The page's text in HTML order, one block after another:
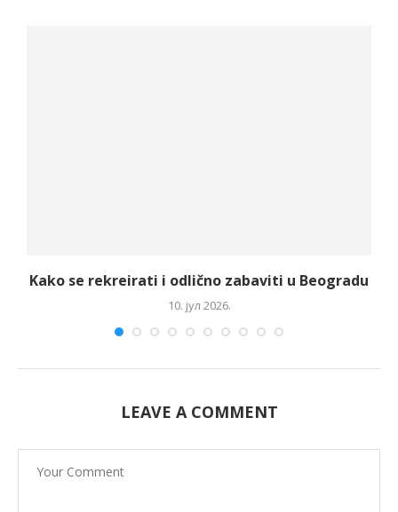
Kako se rekreirati i odlično zabaviti u Beogradu
10. јул 2026.
LEAVE A COMMENT